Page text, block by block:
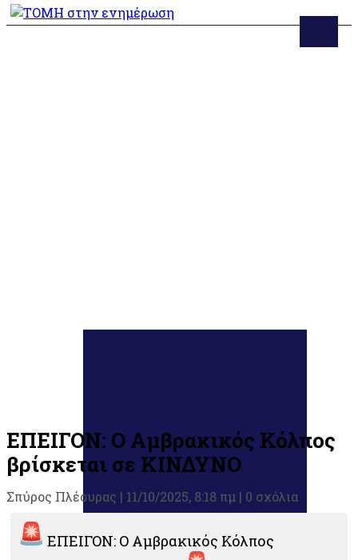
ΕΠΕΙΓΟΝ: Ο Αμβρακικός Κόλπος
βρίσκεται σε ΚΙΝΔΥΝΟ
Σπύρος Πλέουρας | 11/10/2025, 8:18 πμ | 0 σχόλια
ΕΠΕΙΓΟΝ: Ο Αμβρακικός Κόλπος